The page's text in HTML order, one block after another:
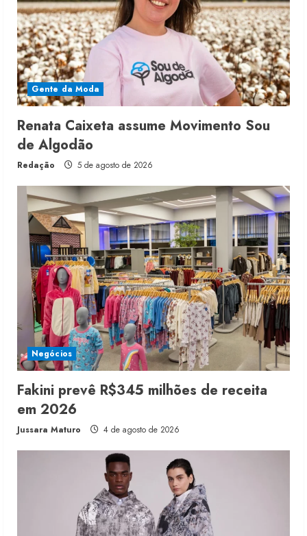
Gente da Moda
Renata Caixeta assume Movimento Sou
de Algodão
Redação 5 de agosto de 2026
Negócios
Fakini prevê R$345 milhões de receita
em 2026
Jussara Maturo 4 de agosto de 2026